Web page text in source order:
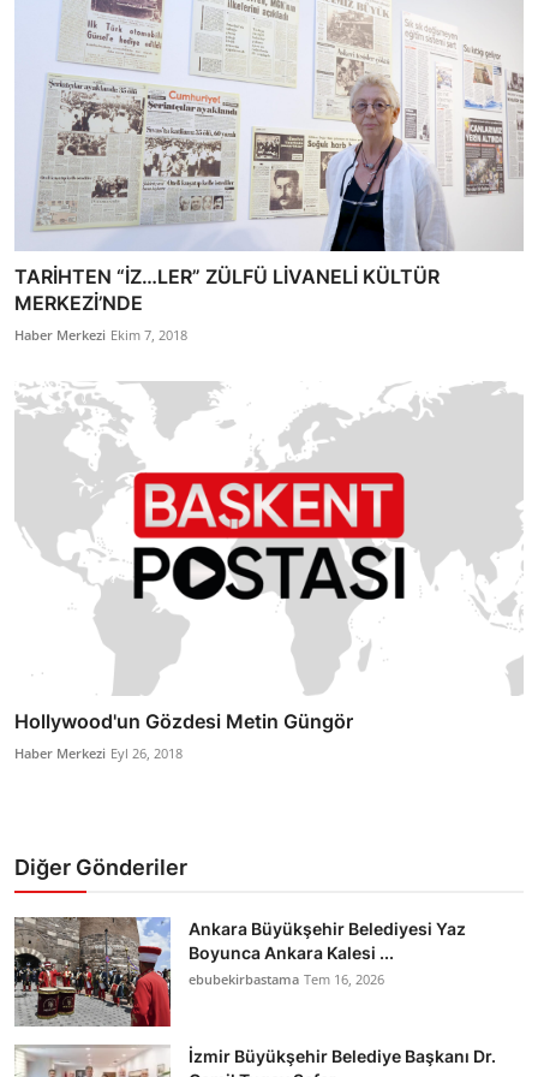
TARİHTEN “İZ…LER” ZÜLFÜ LİVANELİ KÜLTÜR
MERKEZİ’NDE
Haber Merkezi Ekim 7, 2018
Hollywood'un Gözdesi Metin Güngör
Haber Merkezi Eyl 26, 2018
Diğer Gönderiler
Ankara Büyükşehir Belediyesi Yaz
Boyunca Ankara Kalesi ...
ebubekirbastama Tem 16, 2026
İzmir Büyükşehir Belediye Başkanı Dr.